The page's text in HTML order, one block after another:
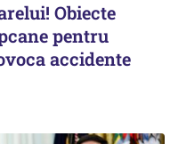
Obiecte
pentru
accidente